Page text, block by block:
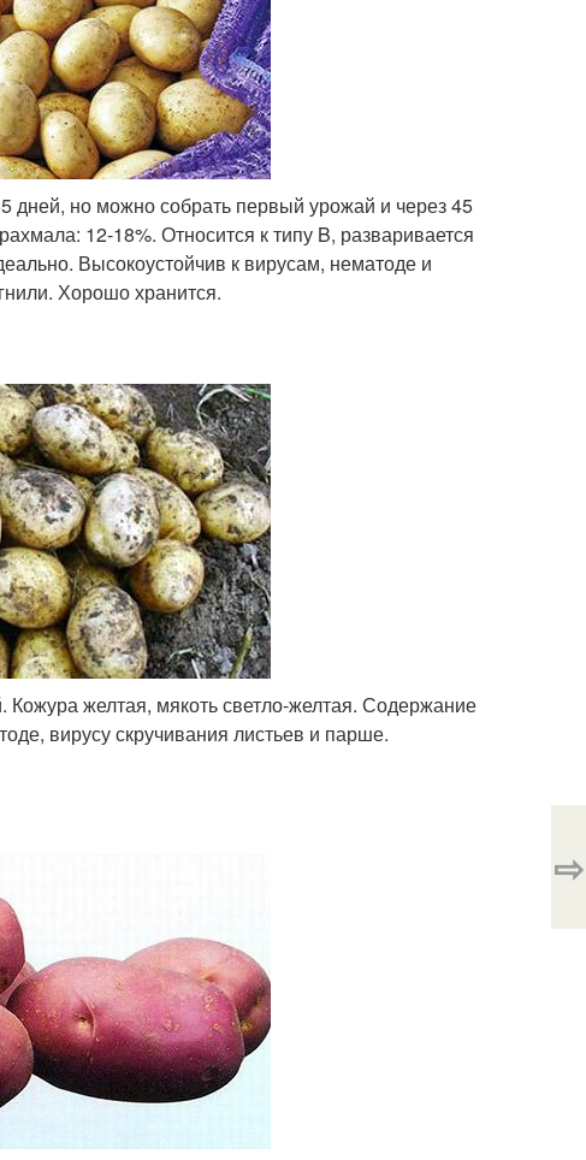
дней, но можно собрать первый урожай и через 45
12-18%. Относится к типу B, разваривается
Высокоустойчив к вирусам, нематоде и
Хорошо хранится.
Кожура желтая, мякоть светло-желтая. Содержание
вирусу скручивания листьев и парше.
⇨